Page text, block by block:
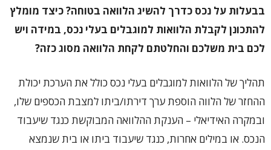
בבעלות על נכס כדרך להשיג הלוואה בטוחה? כיצד מומלץ
להתכונן לקבלת הלוואות למוגבלים בעלי נכס, במידה ויש
לכם בית משלכם והחלטתם לקחת הלוואה מסוג כזה?
תהליך של הלוואות למוגבלים בעלי נכס כולל את הערכת יכולת
ההחזר של הלווה הוספת ערך דירתו/ביתו למצבת הכספים שלו,
ובמקרה האידיאלי – הענקת ההלוואה המבוקשת כנגד שיעבוד
הנכס. או במילים אחרות, כנגד שיעבוד ביתו או בית שנמצא